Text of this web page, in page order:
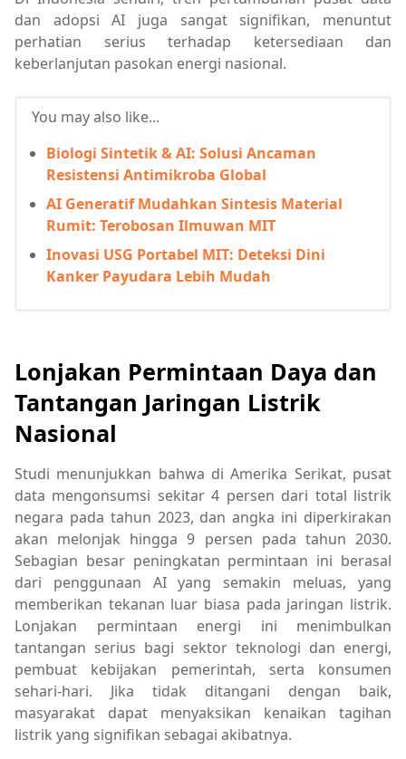
dan adopsi AI juga sangat signifikan, menuntut
perhatian serius terhadap ketersediaan dan
keberlanjutan pasokan energi nasional.
You may also like...
Biologi Sintetik & AI: Solusi Ancaman
Resistensi Antimikroba Global
AI Generatif Mudahkan Sintesis Material
Rumit: Terobosan Ilmuwan MIT
Inovasi USG Portabel MIT: Deteksi Dini
Kanker Payudara Lebih Mudah
Lonjakan Permintaan Daya dan
Tantangan Jaringan Listrik
Nasional
Studi menunjukkan bahwa di Amerika Serikat, pusat
data mengonsumsi sekitar 4 persen dari total listrik
negara pada tahun 2023, dan angka ini diperkirakan
akan melonjak hingga 9 persen pada tahun 2030.
Sebagian besar peningkatan permintaan ini berasal
dari penggunaan AI yang semakin meluas, yang
memberikan tekanan luar biasa pada jaringan listrik.
Lonjakan permintaan energi ini menimbulkan
tantangan serius bagi sektor teknologi dan energi,
pembuat kebijakan pemerintah, serta konsumen
sehari-hari. Jika tidak ditangani dengan baik,
masyarakat dapat menyaksikan kenaikan tagihan
listrik yang signifikan sebagai akibatnya.